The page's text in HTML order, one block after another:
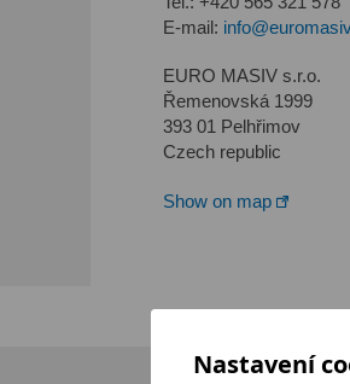
E-mail:
EURO MASIV s.r.o.
Řemenovská 1999
393 01 Pelhřimov
Czech republic
Show on map
Nastavení